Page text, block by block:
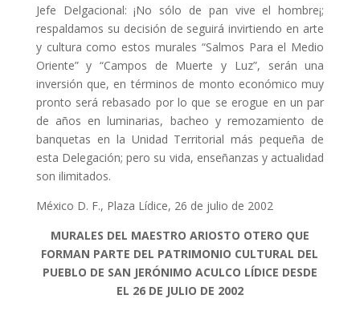
Jefe Delgacional: ¡No sólo de pan vive el hombre¡;
respaldamos su decisión de seguirá invirtiendo en arte
y cultura como estos murales “Salmos Para el Medio
Oriente” y “Campos de Muerte y Luz”, serán una
inversión que, en términos de monto económico muy
pronto será rebasado por lo que se erogue en un par
de años en luminarias, bacheo y remozamiento de
banquetas en la Unidad Territorial más pequeña de
esta Delegación; pero su vida, enseñanzas y actualidad
son ilimitados.
México D. F., Plaza Lídice, 26 de julio de 2002
MURALES DEL MAESTRO ARIOSTO OTERO QUE
FORMAN PARTE DEL PATRIMONIO CULTURAL DEL
PUEBLO DE SAN JERÓNIMO ACULCO LÍDICE DESDE
EL 26 DE JULIO DE 2002